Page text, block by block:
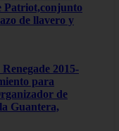
Patriot,conjunto
de llavero y
2015-
para
de
Guantera,